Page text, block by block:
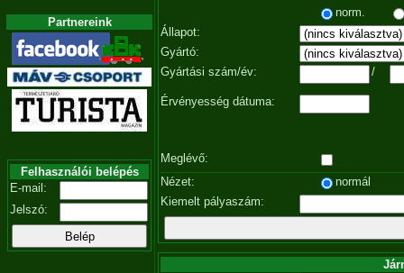
Partnereink
Felhasználói belépés
E-mail:
Jelszó:
norm.
Állapot:
Gyártó:
Gyártási szám/év:
/
Érvényesség dátuma:
Meglévő:
Nézet:
normál
Kiemelt pályaszám: